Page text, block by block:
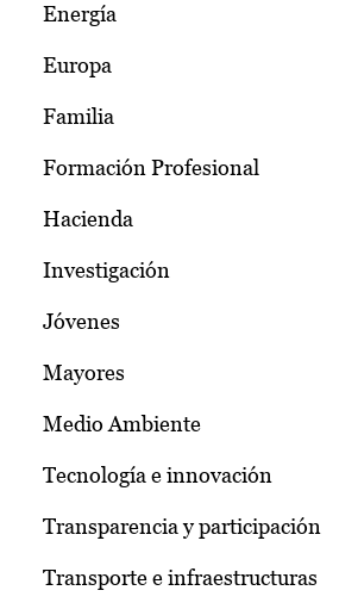
Energía
Europa
Familia
Formación Profesional
Hacienda
Investigación
Jóvenes
Mayores
Medio Ambiente
Tecnología e innovación
Transparencia y participación
Transporte e infraestructuras